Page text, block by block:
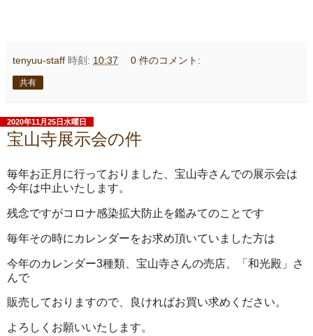
tenyuu-staff 時刻: 10:37 0 件のコメント:
共有
2020年11月25日水曜日
宝山寺展示会の件
毎年お正月に行っておりました、宝山寺さんでの展示会は
今年は中止いたします。
残念ですがコロナ感染拡大防止を鑑みてのことです
毎年その時にカレンダーをお求め頂いていました方は
今年のカレンダー3種類、宝山寺さんの売店、「和光殿」さ
んで
販売しておりますので、良ければお買い求めください。
よろしくお願いいたします。